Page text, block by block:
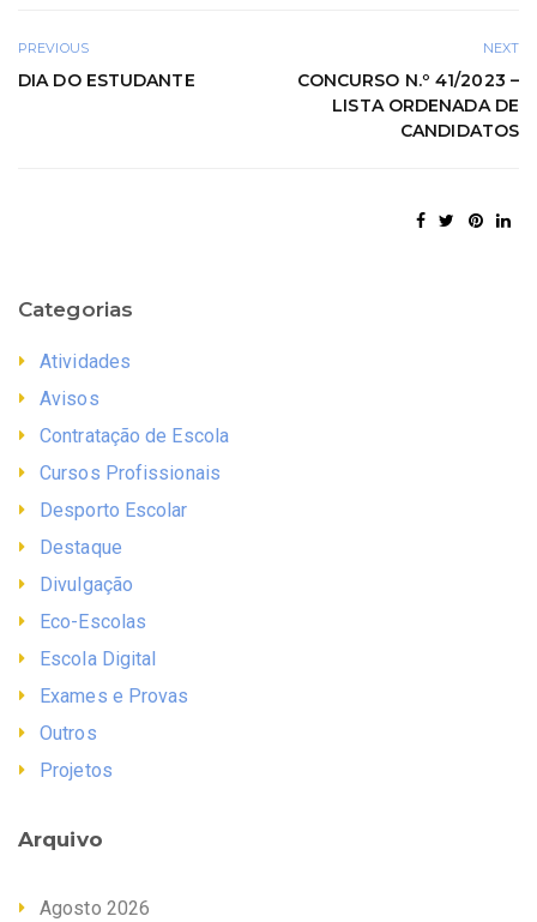
PREVIOUS
DIA DO ESTUDANTE
NEXT
CONCURSO N.º 41/2023 –
LISTA ORDENADA DE
CANDIDATOS
Categorias
Atividades
Avisos
Contratação de Escola
Cursos Profissionais
Desporto Escolar
Destaque
Divulgação
Eco-Escolas
Escola Digital
Exames e Provas
Outros
Projetos
Arquivo
Agosto 2026